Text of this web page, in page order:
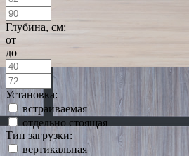
Глубина, см:
от
до
Установка:
встраиваемая
отдельно стоящая
Тип загрузки:
вертикальная